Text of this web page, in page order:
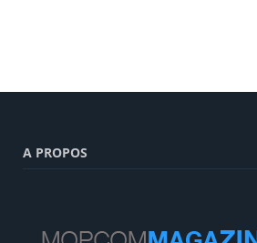
A PROPOS